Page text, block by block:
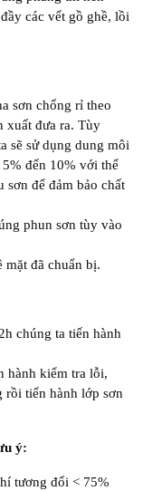
các vết gồ ghề, lồi
sơn chống rỉ theo
xuất đưa ra. Tùy
sẽ sử dụng dung môi
đến 10% với thể
sơn để đảm bảo chất
phun sơn tùy vào
mặt đã chuẩn bị.
chúng ta tiến hành
hành kiểm tra lỗi,
tiến hành lớp sơn
ý:
tương đối < 75%